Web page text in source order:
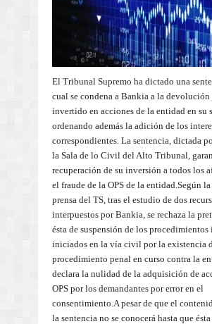
El Tribunal Supremo ha dictado una
cual se condena a Bankia a la
invertido en acciones de la entidad en su
ordenando además la adición de los
correspondientes. La sentencia, dictada
la Sala de lo Civil del Alto Tribunal,
recuperación de su inversión a todos los
el fraude de la OPS de la entidad.Según
prensa del TS, tras el estudio de dos
interpuestos por Bankia, se rechaza la
ésta de suspensión de los
iniciados en la vía civil por la existencia
procedimiento penal en curso contra la
declara la nulidad de la adquisición de
OPS por los demandantes por error en el
consentimiento.A pesar de que el
la sentencia no se conocerá hasta que ésta